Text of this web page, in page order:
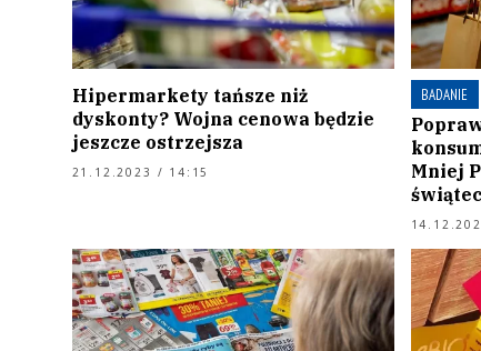
Hipermarkety tańsze niż
dyskonty? Wojna cenowa będzie
jeszcze ostrzejsza
21.12.2023 / 14:15
BADANIE
Mniej